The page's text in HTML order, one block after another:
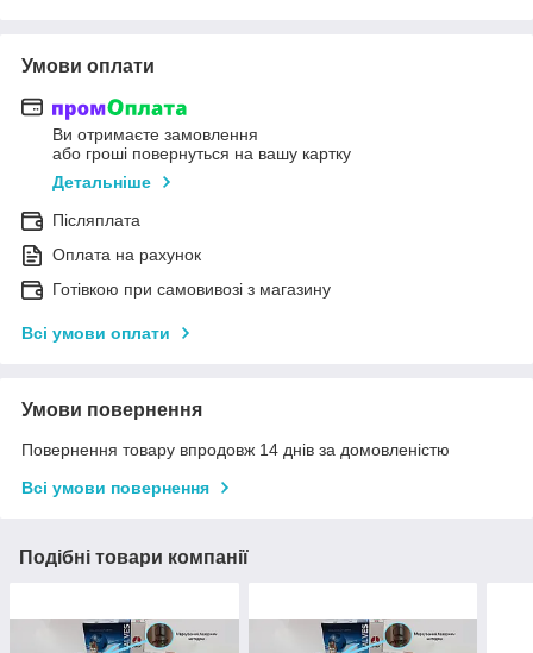
Умови оплати
Ви отримаєте замовлення
або гроші повернуться на вашу картку
Детальніше
Післяплата
Оплата на рахунок
Готівкою при самовивозі з магазину
Всі умови оплати
Умови повернення
Повернення товару впродовж 14 днів за домовленістю
Всі умови повернення
Подібні товари компанії